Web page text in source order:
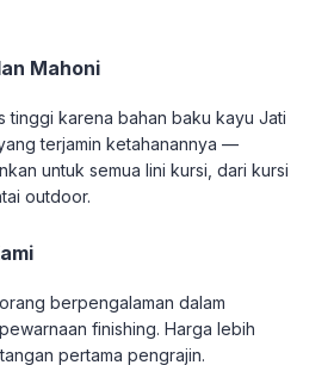
Mahoni
tinggi karena bahan baku kayu Jati
terjamin ketahanannya —
untuk semua lini kursi, dari kursi
outdoor.
berpengalaman dalam
finishing. Harga lebih
pertama pengrajin.